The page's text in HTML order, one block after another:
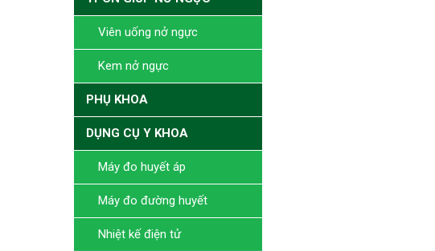
Viên uống nở ngực
Kem nở ngực
PHỤ KHOA
DỤNG CỤ Y KHOA
Máy đo huyết áp
Máy đo đường huyết
Nhiệt kế điện tử